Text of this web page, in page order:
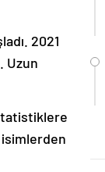
2021
Uzun
isimlerden